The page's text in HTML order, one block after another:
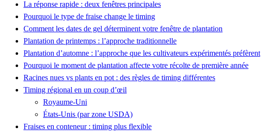
La réponse rapide : deux fenêtres principales
Pourquoi le type de fraise change le timing
Comment les dates de gel déterminent votre fenêtre de plantation
Plantation de printemps : l’approche traditionnelle
Plantation d’automne : l’approche que les cultivateurs expérimentés préfèrent
Pourquoi le moment de plantation affecte votre récolte de première année
Racines nues vs plants en pot : des règles de timing différentes
Timing régional en un coup d’œil
Royaume-Uni
États-Unis (par zone USDA)
Fraises en conteneur : timing plus flexible